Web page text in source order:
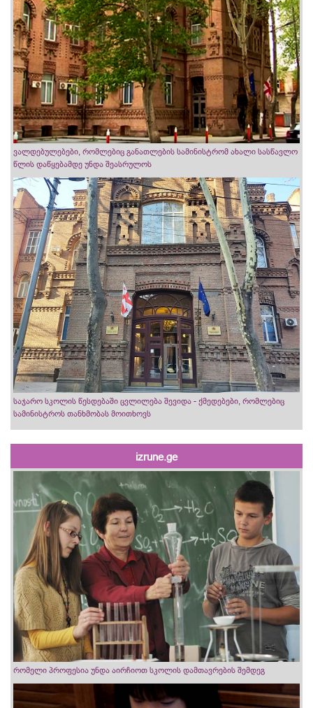
ვალდებულებები, რომლებიც განათლების სამინისტრომ ახალი სასწავლო
წლის დაწყებამდე უნდა შეასრულოს
საჯარო სკოლის წესდებაში ცვლილება შევიდა - ქმედებები, რომლებიც
სამინისტროს თანხმობას მოითხოვს
izrune.ge
რომელი პროფესია უნდა აირჩიოთ სკოლის დამთავრების შემდეგ